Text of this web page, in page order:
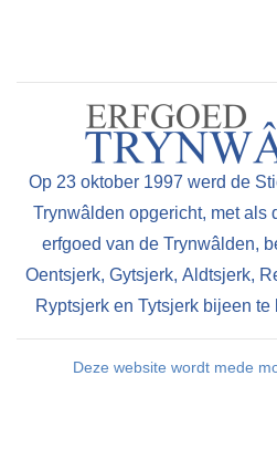
Op 23 oktober 1997 werd de
Trynwâlden opgericht, met als
erfgoed van de Trynwâlden,
Oentsjerk, Gytsjerk, Aldtsjerk,
Ryptsjerk en Tytsjerk bijeen
Deze website wordt mede